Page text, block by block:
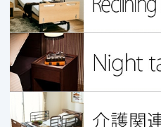
関連会社